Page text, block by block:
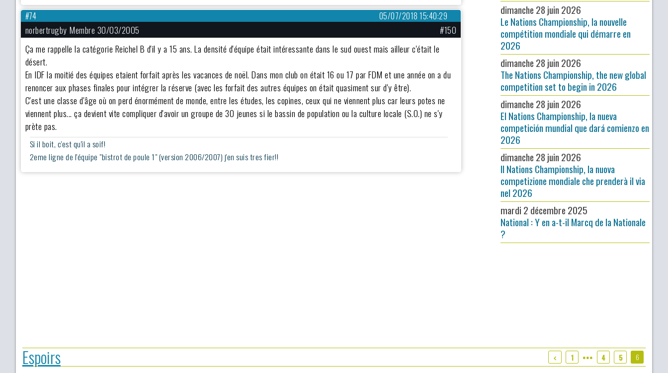
05/07/2018 15:40:29
#74
norbertrugby Membre 30/03/2005
#150
Ça me rappelle la catégorie Reichel B d'il y a 15 ans. La densité d'équipe était intéressante dans le sud ouest mais ailleur c'était le
désert.
En IDF la moitié des équipes etaient forfait après les vacances de noël. Dans mon club on était 16 ou 17 par FDM et une année on a du
renoncer aux phases finales pour intégrer la réserve (avec les forfait des autres équipes on était quasiment sur d'y être).
C'est une classe d'âge où on perd énormément de monde, entre les études, les copines, ceux qui ne viennent plus car leurs potes ne
viennent plus... ça devient vite compliquer d'avoir un groupe de 30 jeunes si le bassin de population ou la culture locale (S.O.) ne s'y
prète pas.
Si il boit, c'est qu'il a soif!
2eme ligne de l'équipe "bistrot de poule 1" (version 2006/2007) j'en suis tres fier!!
dimanche 28 juin 2026
Le Nations Championship, la nouvelle
compétition mondiale qui démarre en
2026
dimanche 28 juin 2026
The Nations Championship, the new global
competition set to begin in 2026
dimanche 28 juin 2026
El Nations Championship, la nueva
competición mundial que dará comienzo en
2026
dimanche 28 juin 2026
Il Nations Championship, la nuova
competizione mondiale che prenderà il via
nel 2026
mardi 2 décembre 2025
National : Y en a-t-il Marcq de la Nationale
?
Espoirs 1 ●●● 4 5 6